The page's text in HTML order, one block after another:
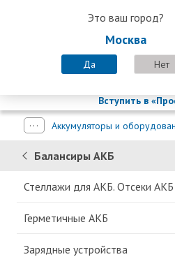
8 800
Это ваш город?
Москва
Да Нет
8 (800) 200-58-35
Пн-Пт с 9:00-18:00. Сб. Вс -
Вступить в
Аккумуляторы и
Балансиры АКБ
Стеллажи для АКБ. Отсеки АКБ
Герметичные АКБ
Зарядные устройства